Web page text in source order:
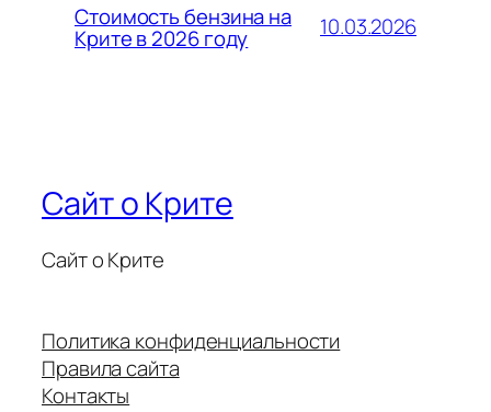
Стоимость бензина на
Крите в 2026 году 10.03.2026
Сайт о Крите
Сайт о Крите
Политика конфиденциальности
Правила сайта
Контакты